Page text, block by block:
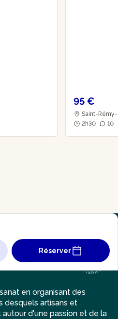
95 €
Saint-
2h30
10
Réserver
en organisant des
desquels artisans et
d'une passion et de la